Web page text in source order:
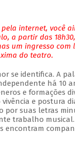
internet, você
a partir das
um ingresso
do teatro.
se identifica. A
há 10
e formações
e postura
por suas letras
trabalho
encontram